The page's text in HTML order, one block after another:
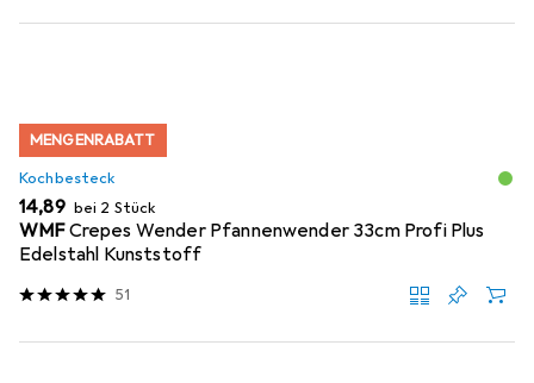
MENGENRABATT
Kochbesteck
EUR
14,89 bei 2 Stück
WMFCrepes Wender Pfannenwender 33cm Profi Plus
Edelstahl Kunststoff
51